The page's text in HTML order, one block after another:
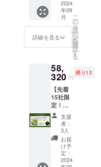
けてき
た堀口
園によ
る新作
オリジ
ナル
ティー
をセッ
トにし
たリ
ターン
となっ
ており
ます！
・酒類
販売管
理者標
識の掲
示情報
1.販売
の名称
及び所
在地：
株式会
社堀口
園 志
布志市
野神
3451-8
2.酒類
販売管
理者の
氏名：
西 晃
平 3.酒
類販売
管理研
修受講
年月
日：令
園 志
布志市
有明町
野神
3451-8
2.酒類
理者の
氏名：
西 晃
平 3.酒
類販売
管理研
修受講
年月
日：令
和5年11
月2日 4.
次回研
修の受
しませ
んか？
口園は
県内で
も有数
規模を
誇る大
してお
りま
す。
我々の
こだ
わった
茶作り
を直
接、ご
体験く
ださ
い。
してお
りま
す。鹿
の魅力
と栄養
した茶
乃美プ
ロテイ
ン（60
日分）
で、理
想のカ
ラダに
近づく
変化を
体験し
てみま
せん
乃美プ
ロテイ
ンは、
鹿児島
の恵ま
最高級
の抹茶
を使用
し、高
品質W
タンパ
クや美
容成分
を贅沢
に配合
してお
りま
す。鹿
保存方
法 ・直
射日
光、高
温多湿
ださい
※商品は
一度に
まとめ
てお届
けしま
す。 日
本の伝
統文化
と現代
の栄養
を融合
した茶
応援企
業とし
てあな
たの会
社をチ
ラシに
掲載し
しま
す！ 内
容 ・堀
口園は
一般消
費者様
向けの
商品に
おける
梱包を
行って
おりま
す。 ・
2024
年09
月
詳細を見る
こ
の
リ
タ
ー
ン
を
選
択
す
る
58,
320 円
残り12
【先着
15社限
定！
40％OF
F！法人
企業様
向け！
取り扱
い企業
様募
支援
者：
3人
お届
け予
定：
2024